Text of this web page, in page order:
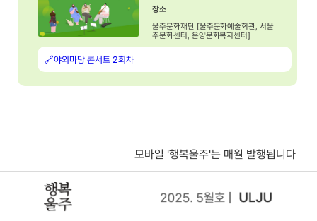
장소
울주문화재단 [울주문화예술회관, 서울
주문화센터, 온양문화복지센터]
🔗야외마당 콘서트 2회차